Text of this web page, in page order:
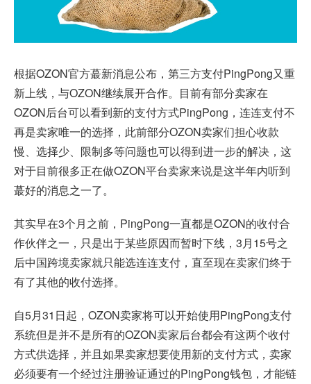
根据OZON官方蕞新消息公布，第三方支付PingPong又重
新上线，与OZON继续展开合作。目前有部分卖家在
OZON后台可以看到新的支付方式PingPong，连连支付不
再是卖家唯一的选择，此前部分OZON卖家们担心收款
慢、选择少、限制多等问题也可以得到进一步的解决，这
对于目前很多正在做OZON平台卖家来说是这半年内听到
蕞好的消息之一了。
其实早在3个月之前，PingPong一直都是OZON的收付合
作伙伴之一，只是出于某些原因而暂时下线，3月15号之
后中国跨境卖家就只能选连连支付，直至现在卖家们终于
有了其他的收付选择。
自5月31日起，OZON卖家将可以开始使用PingPong支付
系统但是并不是所有的OZON卖家后台都会有这两个收付
方式供选择，并且如果卖家想要使用新的支付方式，卖家
必须要有一个经过注册验证通过的PingPong钱包，才能链